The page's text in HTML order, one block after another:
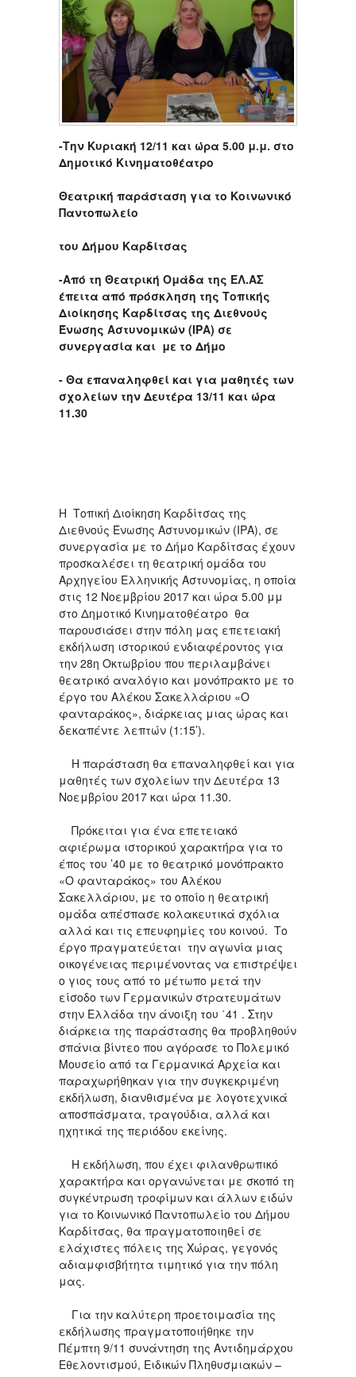
-Την Κυριακή 12/11 και ώρα 5.00 μ.μ. στο
Δημοτικό Κινηματοθέατρο
Θεατρική παράσταση για το Κοινωνικό
Παντοπωλείο
του Δήμου Καρδίτσας
-Από τη Θεατρική Ομάδα της ΕΛ.ΑΣ
έπειτα από πρόσκληση της Τοπικής
Διοίκησης Καρδίτσας της Διεθνούς
Ένωσης Αστυνομικών (ΙΡΑ) σε
συνεργασία και με το Δήμο
- Θα επαναληφθεί και για μαθητές των
σχολείων την Δευτέρα 13/11 και ώρα
11.30
Η Τοπική Διοίκηση Καρδίτσας της
Διεθνούς Ένωσης Αστυνομικών (ΙΡΑ), σε
συνεργασία με το Δήμο Καρδίτσας έχουν
προσκαλέσει τη θεατρική ομάδα του
Αρχηγείου Ελληνικής Αστυνομίας, η οποία
στις 12 Νοεμβρίου 2017 και ώρα 5.00 μμ
στο Δημοτικό Κινηματοθέατρο θα
παρουσιάσει στην πόλη μας επετειακή
εκδήλωση ιστορικού ενδιαφέροντος για
την 28η Οκτωβρίου που περιλαμβάνει
θεατρικό αναλόγιο και μονόπρακτο με το
έργο του Αλέκου Σακελλάριου «Ο
φανταράκος», διάρκειας μιας ώρας και
δεκαπέντε λεπτών (1:15’).
Η παράσταση θα επαναληφθεί και για
μαθητές των σχολείων την Δευτέρα 13
Νοεμβρίου 2017 και ώρα 11.30.
Πρόκειται για ένα επετειακό
αφιέρωμα ιστορικού χαρακτήρα για το
έπος του ’40 με το θεατρικό μονόπρακτο
«Ο φανταράκος» του Αλέκου
Σακελλάριου, με το οποίο η θεατρική
ομάδα απέσπασε κολακευτικά σχόλια
αλλά και τις επευφημίες του κοινού. Το
έργο πραγματεύεται την αγωνία μιας
οικογένειας περιμένοντας να επιστρέψει
ο γιος τους από το μέτωπο μετά την
είσοδο των Γερμανικών στρατευμάτων
στην Ελλάδα την άνοιξη του ΄41 . Στην
διάρκεια της παράστασης θα προβληθούν
σπάνια βίντεο που αγόρασε το Πολεμικό
Μουσείο από τα Γερμανικά Αρχεία και
παραχωρήθηκαν για την συγκεκριμένη
εκδήλωση, διανθισμένα με λογοτεχνικά
αποσπάσματα, τραγούδια, αλλά και
ηχητικά της περιόδου εκείνης.
Η εκδήλωση, που έχει φιλανθρωπικό
χαρακτήρα και οργανώνεται με σκοπό τη
συγκέντρωση τροφίμων και άλλων ειδών
για το Κοινωνικό Παντοπωλείο του Δήμου
Καρδίτσας, θα πραγματοποιηθεί σε
ελάχιστες πόλεις της Χώρας, γεγονός
αδιαμφισβήτητα τιμητικό για την πόλη
μας.
Για την καλύτερη προετοιμασία της
εκδήλωσης πραγματοποιήθηκε την
Πέμπτη 9/11 συνάντηση της Αντιδημάρχου
Εθελοντισμού, Ειδικών Πληθυσμιακών –